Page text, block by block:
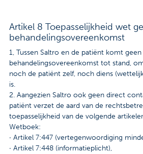
Artikel 8 Toepasselijkheid wet
behandelingsovereenkomst
1, Tussen Saltro en de patiënt komt
behandelingsovereenkomst tot stand,
noch de patiënt zelf, noch diens
is.
2. Aangezien Saltro ook geen direct
patiënt verzet de aard van de
toepasselijkheid van de volgende
Wetboek:
· Artikel 7:447 (vertegenwoordiging
· Artikel 7:448 (informatieplicht),